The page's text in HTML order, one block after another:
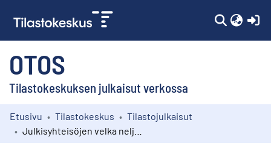
OTOS
Tilastokeskuksen julkaisut verkossa
Kokoelmat
Etusivu Tilastokeskus
Tilastojulkaisut